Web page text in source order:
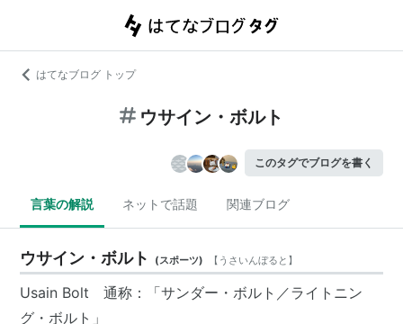
はてなブログ トップ
ウサイン・ボルト
このタグでブログを書く
言葉の解説 ネットで話題 関連ブログ
ウサイン・ボルト (スポーツ) 【 うさいんぼると 】
Usain Bolt 通称：「サンダー・ボルト／ライトニン
グ・ボルト」